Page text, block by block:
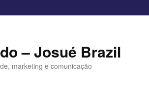
– Josué Brazil
marketing e comunicação